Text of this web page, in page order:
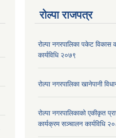
रोल्पा राजपत्र
रोल्पा नगरपालिका पकेट विकास
कार्यविधि २०७९
रोल्पा नगरपालिका खानेपानी
रोल्पा नगरपालिकाको एकीकृत
कार्यक्रम सञ्चालन कार्यविधि